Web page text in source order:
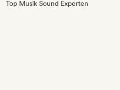
Top Musik Sound Experten